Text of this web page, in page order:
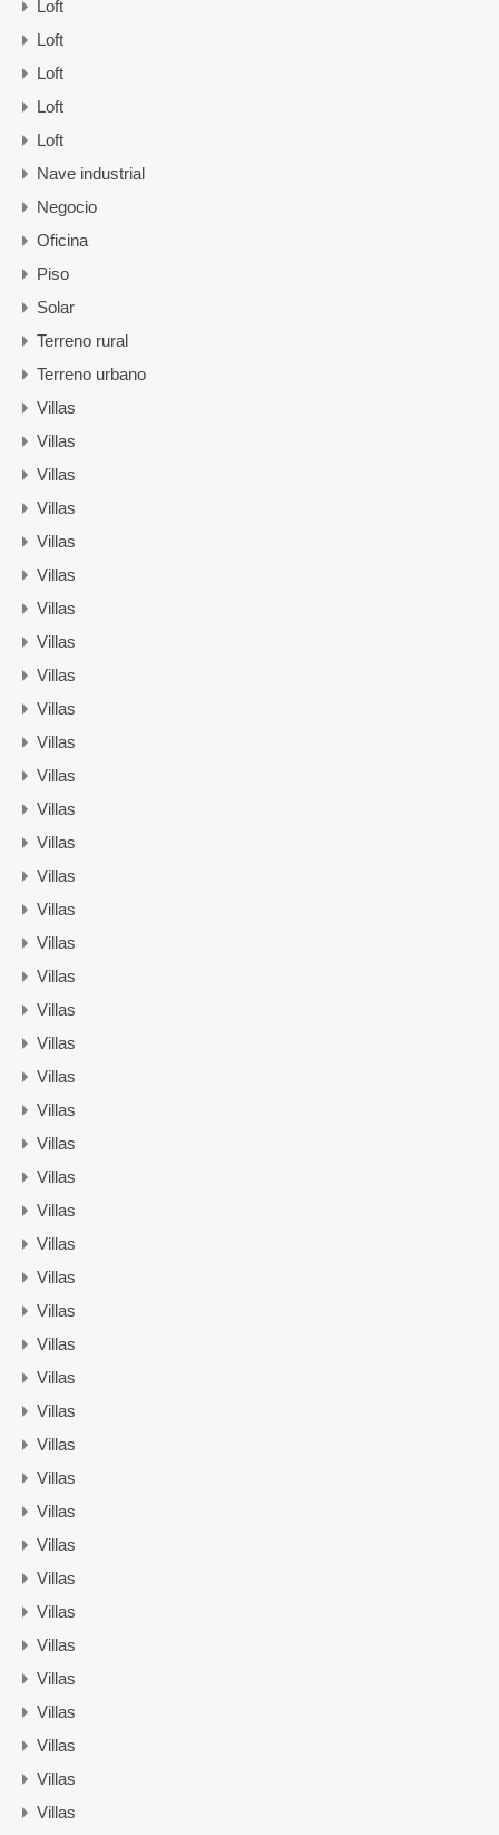
Loft
Loft
Loft
Loft
Loft
Nave industrial
Negocio
Oficina
Piso
Solar
Terreno rural
Terreno urbano
Villas
Villas
Villas
Villas
Villas
Villas
Villas
Villas
Villas
Villas
Villas
Villas
Villas
Villas
Villas
Villas
Villas
Villas
Villas
Villas
Villas
Villas
Villas
Villas
Villas
Villas
Villas
Villas
Villas
Villas
Villas
Villas
Villas
Villas
Villas
Villas
Villas
Villas
Villas
Villas
Villas
Villas
Villas